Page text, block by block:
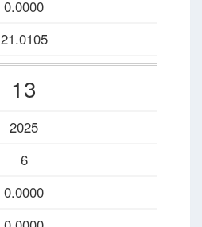
0.0000
21.0105
13
2025
6
0.0000